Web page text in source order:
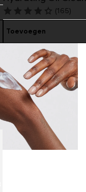
(165)
Toevoegen